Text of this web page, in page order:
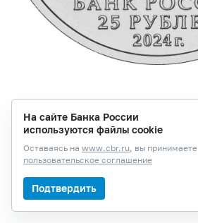
На сайте Банка России
используются файлы cookie
Оставаясь на www.cbr.ru, вы принимаете
пользовательское соглашение
Подтвердить